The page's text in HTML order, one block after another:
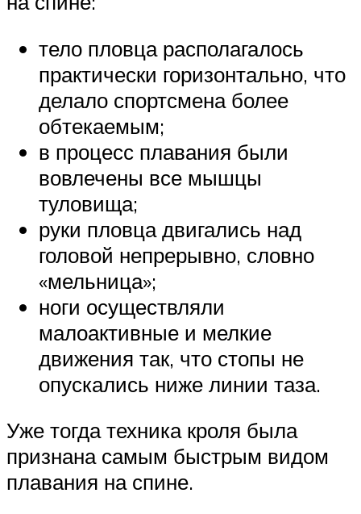
тело пловца располагалось
практически горизонтально, что
делало спортсмена более
обтекаемым;
в процесс плавания были
вовлечены все мышцы
туловища;
руки пловца двигались над
головой непрерывно, словно
«мельница»;
ноги осуществляли
малоактивные и мелкие
движения так, что стопы не
опускались ниже линии таза.
Уже тогда техника кроля была
признана самым быстрым видом
плавания на спине.